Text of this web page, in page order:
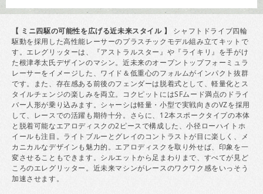
【 ミニ四駆の可能性を広げる近未来スタイル 】
シャフトドライブ四輪
駆動を採用した高性能レーサーのプラスチックモデル組み立てキットで
す。エレグリッターは、『アストラルスター』や『ライキリ』を手がけ
た根津孝太氏デザインのマシン。近未来のオープントップフォーミュラ
レーサーをイメージした、ワイド＆低重心のフォルムがインパクト抜群
です。また、存在感ある前後のフェンダーは脱着式として、軽量化とス
タイルチェンジの楽しみを両立。コクピットにはSFムード満点のドライ
バー人形が乗り込みます。シャーシは軽量・小型で実戦向きのVZを採用
して、レースでの活躍も期待十分。さらに、12本スポークタイプの本体
と脱着可能なエアロディスクの2ピースで構成した、小径ローハイトホ
イールも注目。ライトブルーとグレイのコントラストが目に楽しく、メ
カニカルなデザインも魅力的。エアロディスクを取り外せば、印象を一
変させることもできます。シルエットから足まわりまで、すべてが見ど
ころのエレグリッター。近未来マシンがレースのワクワク感をいっそう
加速させます。